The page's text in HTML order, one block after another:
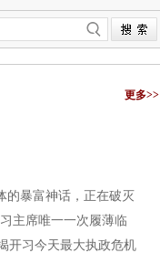
更多>>
的暴富神话，正在破灭
主席唯一一次履薄临
开习今天最大执政危机